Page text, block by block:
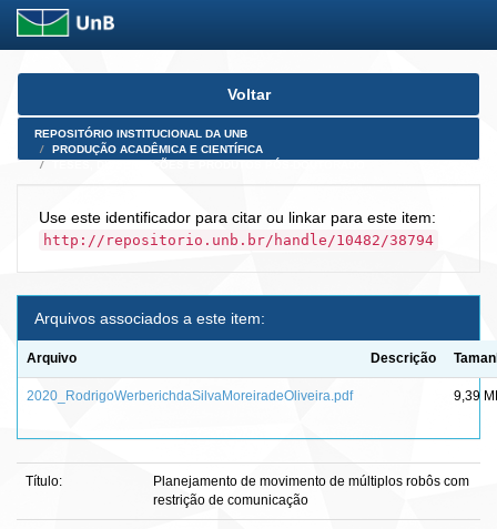
Skip
Voltar
REPOSITÓRIO INSTITUCIONAL DA UNB
PRODUÇÃO ACADÊMICA E CIENTÍFICA
Use este identificador para citar ou linkar para este item:
http://repositorio.unb.br/handle/10482/38794
Arquivos associados a este item:
Arquivo Descrição
2020_RodrigoWerberichdaSilvaMoreiradeOliveira.pdf 9,39
Título:
Planejamento de movimento de múltiplos robôs com
restrição de comunicação